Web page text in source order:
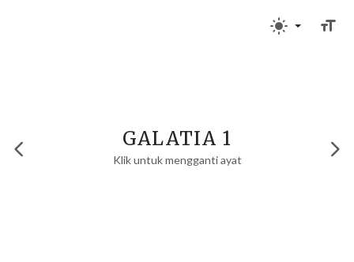
GALATIA 1
Klik untuk mengganti ayat